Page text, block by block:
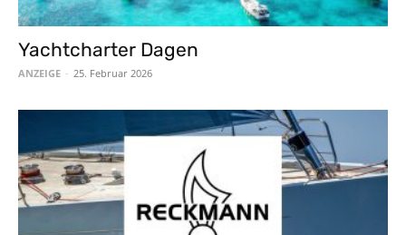
Yachtcharter Dagen
ANZEIGE - 25. Februar 2026